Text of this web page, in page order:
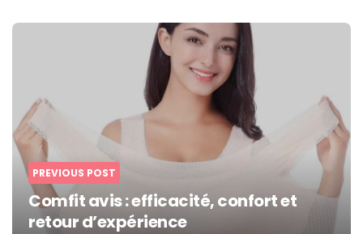
Post
PREVIOUS POST
Comfit avis : efficacité, confort et
retour d’expérience